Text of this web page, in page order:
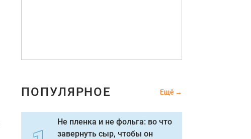
ПОПУЛЯРНОЕ Ещё
Не пленка и не фольга: во что
завернуть сыр, чтобы он